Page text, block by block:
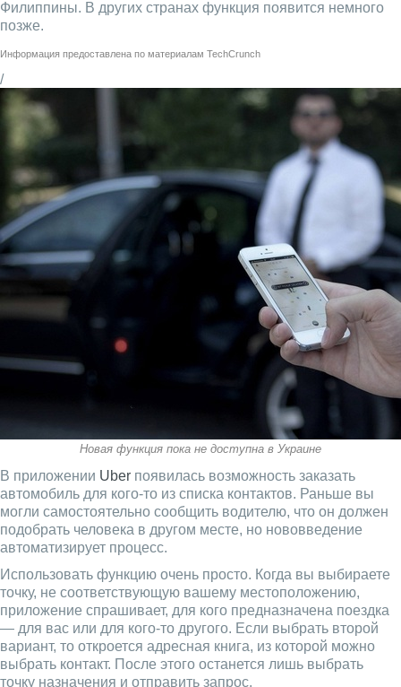
Филиппины. В других странах функция появится немного
позже.
Информация предоставлена по материалам TechCrunch
/
Новая функция пока не доступна в Украине
В приложении Uber появилась возможность заказать
автомобиль для кого-то из списка контактов. Раньше вы
могли самостоятельно сообщить водителю, что он должен
подобрать человека в другом месте, но нововведение
автоматизирует процесс.
Использовать функцию очень просто. Когда вы выбираете
точку, не соответствующую вашему местоположению,
приложение спрашивает, для кого предназначена поездка
— для вас или для кого-то другого. Если выбрать второй
вариант, то откроется адресная книга, из которой можно
выбрать контакт. После этого останется лишь выбрать
точку назначения и отправить запрос.